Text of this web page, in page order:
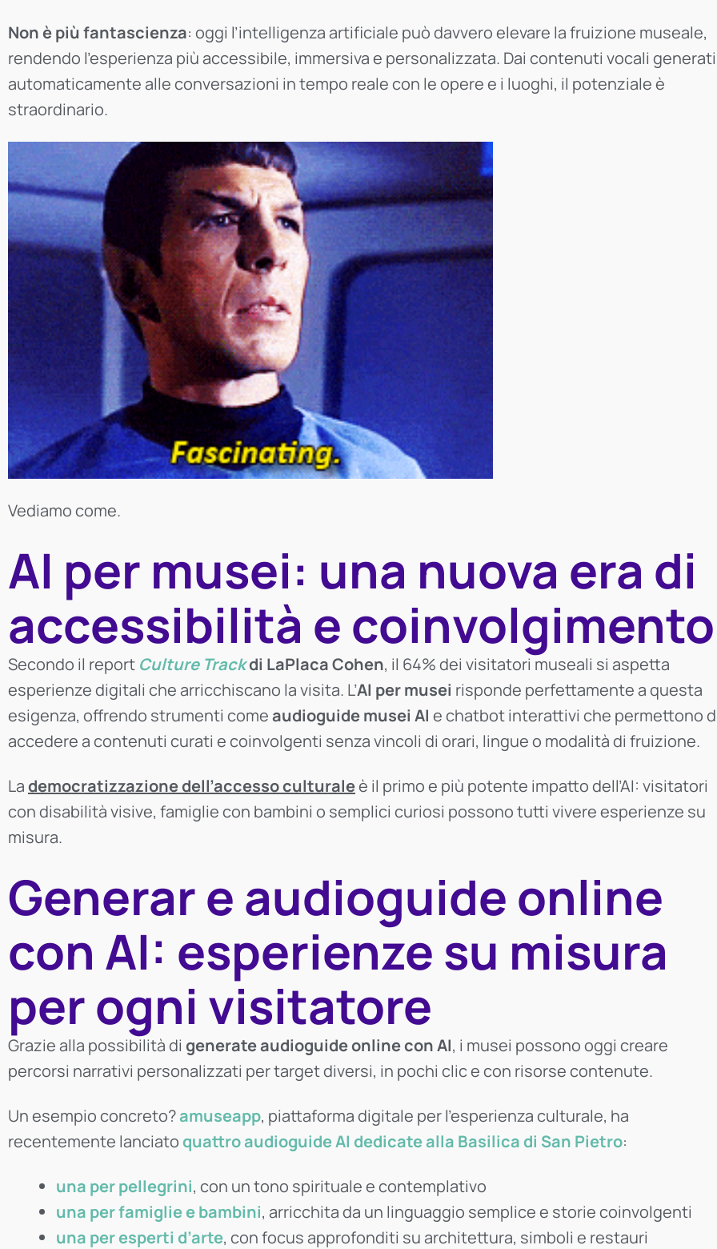
Non è più fantascienza: oggi l’intelligenza artificiale può davvero elevare la fruizione museale,
rendendo l’esperienza più accessibile, immersiva e personalizzata. Dai contenuti vocali generati
automaticamente alle conversazioni in tempo reale con le opere e i luoghi, il potenziale è
straordinario.
Vediamo come.
AI per musei: una nuova era di
accessibilità e coinvolgimento
Secondo il report Culture Trackdi LaPlaca Cohen, il 64% dei visitatori museali si aspetta
esperienze digitali che arricchiscano la visita. L’AI per musei risponde perfettamente a questa
esigenza, offrendo strumenti comeaudioguide musei AI e chatbot interattivi che permettono
accedere a contenuti curati e coinvolgenti senza vincoli di orari, lingue o modalità di fruizione.
Lademocratizzazione dell’accesso culturaleè il primo e più potente impatto dell’AI: visitatori
con disabilità visive, famiglie con bambini o semplici curiosi possono tutti vivere esperienze su
misura.
Generar e audioguide online
con AI: esperienze su misura
per ogni visitatore
Grazie alla possibilità di generate audioguide online con AI, i musei possono oggi creare
percorsi narrativi personalizzati per target diversi, in pochi clic e con risorse contenute.
Un esempio concreto?amuseapp, piattaforma digitale per l’esperienza culturale, ha
recentemente lanciatoquattro audioguide AI dedicate alla Basilica di San Pietro:
una per pellegrini, con un tono spirituale e contemplativo
una per famiglie e bambini, arricchita da un linguaggio semplice e storie coinvolgenti
una per esperti d’arte, con focus approfonditi su architettura, simboli e restauri